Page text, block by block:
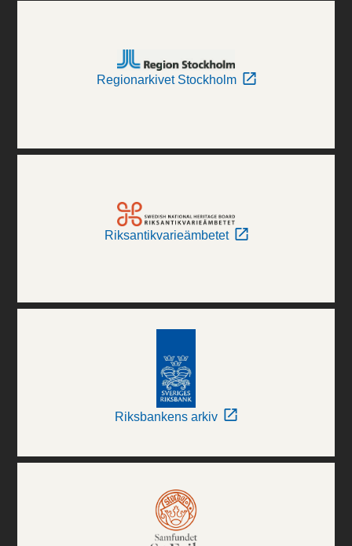
Regionarkivet Stockholm
Riksantikvarieämbetet
Riksbankens arkiv